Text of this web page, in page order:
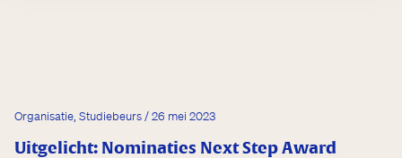
Organisatie, Studiebeurs / 26 mei 2023
Uitgelicht: Nominaties Next Step Award